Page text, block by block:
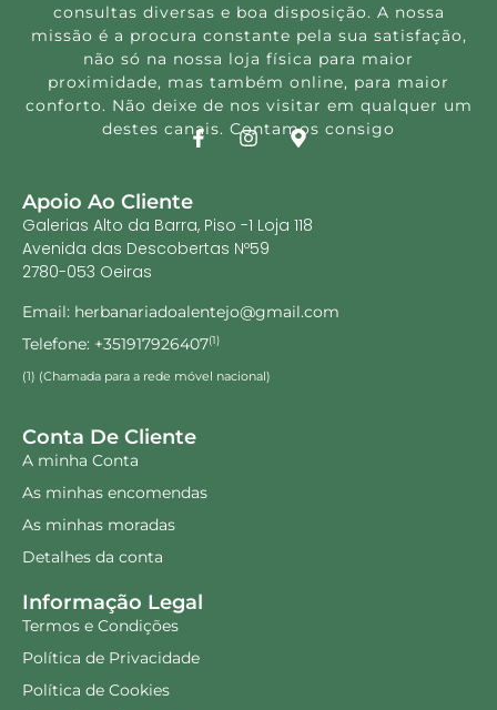
consultas diversas e boa disposição. A nossa
missão é a procura constante pela sua satisfação,
não só na nossa loja física para maior
proximidade, mas também online, para maior
conforto. Não deixe de nos visitar em qualquer um
destes canais. Contamos consigo
Apoio Ao Cliente
Galerias Alto da Barra, Piso -1 Loja 118
Avenida das Descobertas Nº59
2780-053 Oeiras
Email: herbanariadoalentejo@gmail.com
Telefone: +351917926407(1)
(1) (Chamada para a rede móvel nacional)
Conta De Cliente
A minha Conta
As minhas encomendas
As minhas moradas
Detalhes da conta
Informação Legal
Termos e Condições
Política de Privacidade
Política de Cookies